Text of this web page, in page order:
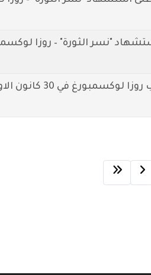
"نسر الثورة" – روزا